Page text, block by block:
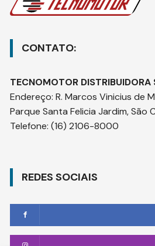
CONTATO:
TECNOMOTOR DISTRIBUIDORA
Endereço:R. Marcos Vinicius de
Parque Santa Felicia Jardim, São
Telefone:(16) 2106-8000
REDES SOCIAIS